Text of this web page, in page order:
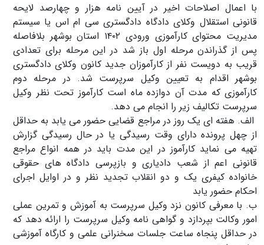
با اعمال اصلاحات اخیر در آیین نامه هزار و چهارصد لایحه
قانونی استقلال وکلای دادگاه دادگستری سی ام اس یا سیستم
مدیریت محتوای کارآموزی ورودی ۱۴۰۲ استان بوشهر بلافاصله
پس از گذراندن مرحله اول باز شد در این مرحله برای تعدادی
قریب به دویست نفر از کارآموزان جدید کانون وکلای دادگستری
بوشهر اقدام به تعیین وکیل سرپرست شد. در مرحله دوم
کارآموزی که مدت آن دوازده ماه است کارآموز تحت نظر وکیل
سرپرست تکالیف زیر را انجام می دهد.
الف. هفته ای یک روز در مراجع قضایی حضور می یابد به حداقل
از چهل پرونده دارای وقت رسیدگی یا در حال رسیدگی گزارش
تهیه می نماید کارآموز در این مدت باید در همه انواع مراجع
قانونی اعم از شعب دادیاری و بازپرسی دادگاه های حقوقی
خانواده کیفری یک و دو انقلاب تجدید نظر و در اوایل اجرای
احکام حضور یابد
ب. با معرفی کانون نزد وکیل سرپرست به آموزش و تمرین عملی
امور وکالت بپردازد و گواهی نامه وکیل سرپرست را ارائه دهد که
در حداقل پنجاه ساعت جلسات سخنرانی علمی و کارگاه آموزشی